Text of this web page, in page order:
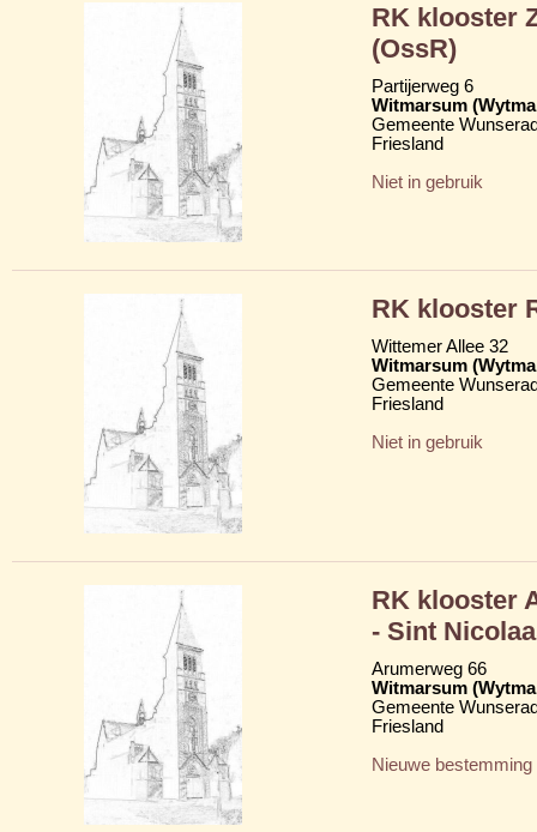
RK klooster
(OssR)
Partijerweg 6
Witmarsum
Gemeente
Friesland
Niet in gebruik
RK klooster
Wittemer Allee 32
Witmarsum
Gemeente
Friesland
Niet in gebruik
RK klooster
- Sint
Arumerweg 66
Witmarsum
Gemeente
Friesland
Nieuwe bestemming